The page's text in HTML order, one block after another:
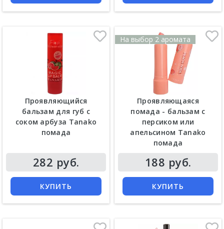
Проявляющийся
бальзам для губ с
соком арбуза Tanako
помада
282 руб.
КУПИТЬ
На выбор 2 аромата
Проявляющаяся
помада - бальзам с
персиком или
апельсином Tanako
помада
188 руб.
КУПИТЬ